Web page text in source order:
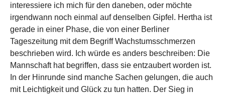
interessiere ich mich für den daneben, oder möchte
irgendwann noch einmal auf denselben Gipfel. Hertha ist
gerade in einer Phase, die von einer Berliner
Tageszeitung mit dem Begriff Wachstumsschmerzen
beschrieben wird. Ich würde es anders beschreiben: Die
Mannschaft hat begriffen, dass sie entzaubert worden ist.
In der Hinrunde sind manche Sachen gelungen, die auch
mit Leichtigkeit und Glück zu tun hatten. Der Sieg in